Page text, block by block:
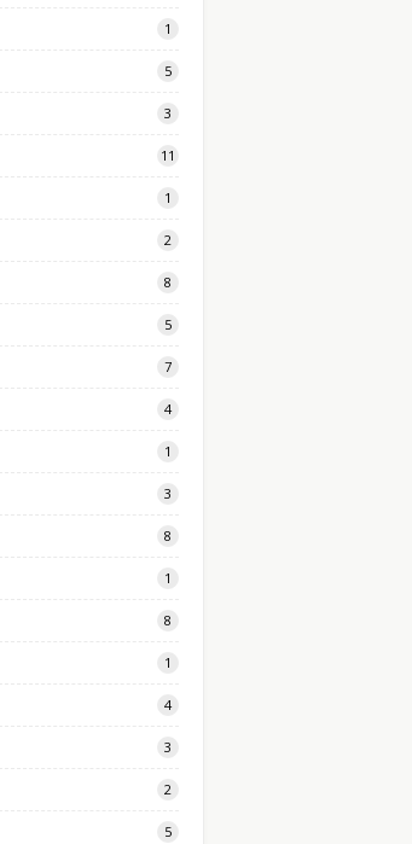
1
5
3
11
1
2
8
5
7
4
1
3
8
1
8
1
4
3
2
5